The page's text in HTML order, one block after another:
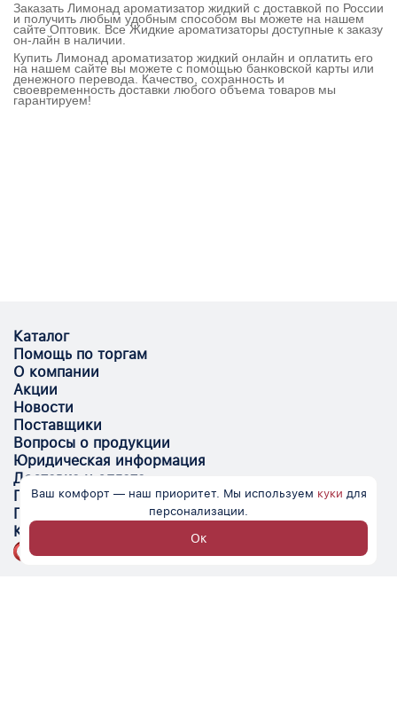
Заказать Лимонад ароматизатор жидкий с доставкой по России
и получить любым удобным способом вы можете на нашем
сайте Оптовик. Все Жидкие ароматизаторы доступные к заказу
он-лайн в наличии.
Купить Лимонад ароматизатор жидкий онлайн и оплатить его
на нашем сайте вы можете с помощью банковской карты или
денежного перевода. Качество, сохранность и
своевременность доставки любого объема товаров мы
гарантируем!
Каталог
Помощь по торгам
О компании
Акции
Новости
Поставщики
Вопросы о продукции
Юридическая информация
Доставка и оплата
Поставщикам
Помощь
Контакты
Ваш комфорт — наш приоритет. Мы используем куки для
персонализации.
Ок